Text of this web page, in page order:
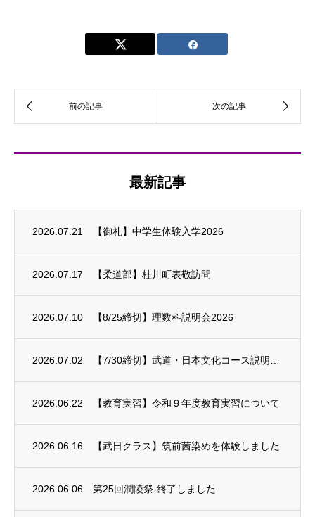
最新記事
2026.07.21 【御礼】中学生体験入学2026
2026.07.17 【柔道部】桂川町表敬訪問
2026.07.10 【8/25締切】理数科説明会2026
2026.07.02 【7/30締切】武道・日本文化コース説明会2026
2026.06.22 【教育実習】令和９年度教育実習について
2026.06.16 【武日クラス】筑前茜染めを体験しました
2026.06.06 第25回潤陵祭-終了しました